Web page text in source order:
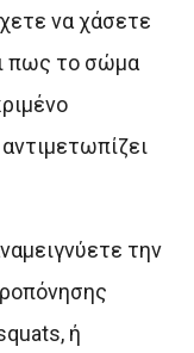
να χάσετε
πως το σώμα
την
ή